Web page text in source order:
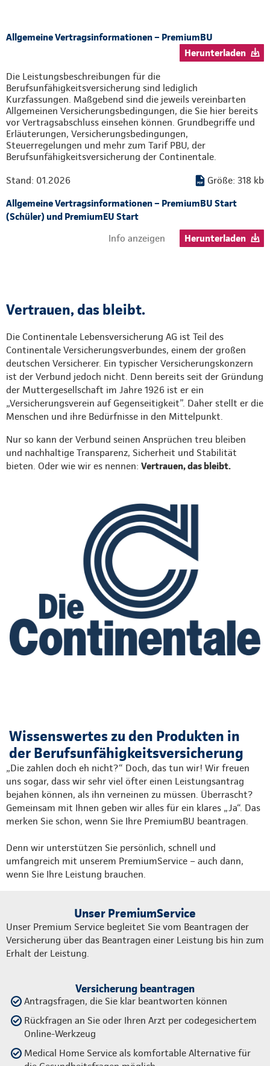
Allgemeine Vertragsinformationen – PremiumBU
Herunterladen
Die Leistungsbeschreibungen für die
Berufsunfähigkeitsversicherung sind lediglich
Kurzfassungen. Maßgebend sind die jeweils vereinbarten
Allgemeinen Versicherungsbedingungen, die Sie hier bereits
vor Vertragsabschluss einsehen können. Grundbegriffe und
Erläuterungen, Versicherungsbedingungen,
Steuerregelungen und mehr zum Tarif PBU, der
Berufsunfähigkeitsversicherung der Continentale.
Stand: 01.2026
Größe: 318 kb
Allgemeine Vertragsinformationen – PremiumBU Start
(Schüler) und PremiumEU Start
Info anzeigen
Herunterladen
Vertrauen, das bleibt.
Die Continentale Lebensversicherung AG ist Teil des
Continentale Versicherungsverbundes, einem der großen
deutschen Versicherer. Ein typischer Versicherungskonzern
ist der Verbund jedoch nicht. Denn bereits seit der Gründung
der Muttergesellschaft im Jahre 1926 ist er ein
„Versicherungsverein auf Gegenseitigkeit”. Daher stellt er die
Menschen und ihre Bedürfnisse in den Mittelpunkt.
Nur so kann der Verbund seinen Ansprüchen treu bleiben
und nachhaltige Transparenz, Sicherheit und Stabilität
bieten. Oder wie wir es nennen: Vertrauen, das bleibt.
Wissenswertes zu den Produkten in
der Berufsunfähigkeitsversicherung
„Die zahlen doch eh nicht?“ Doch, das tun wir! Wir freuen
uns sogar, dass wir sehr viel öfter einen Leistungsantrag
bejahen können, als ihn verneinen zu müssen. Überrascht?
Gemeinsam mit Ihnen geben wir alles für ein klares „Ja“. Das
merken Sie schon, wenn Sie Ihre PremiumBU beantragen.
Denn wir unterstützen Sie persönlich, schnell und
umfangreich mit unserem PremiumService – auch dann,
wenn Sie Ihre Leistung brauchen.
Unser PremiumService
Unser Premium Service begleitet Sie vom Beantragen der
Versicherung über das Beantragen einer Leistung bis hin zum
Erhalt der Leistung.
Versicherung beantragen
Antragsfragen, die Sie klar beantworten können
Rückfragen an Sie oder Ihren Arzt per codegesichertem
Online-Werkzeug
Medical Home Service als komfortable Alternative für